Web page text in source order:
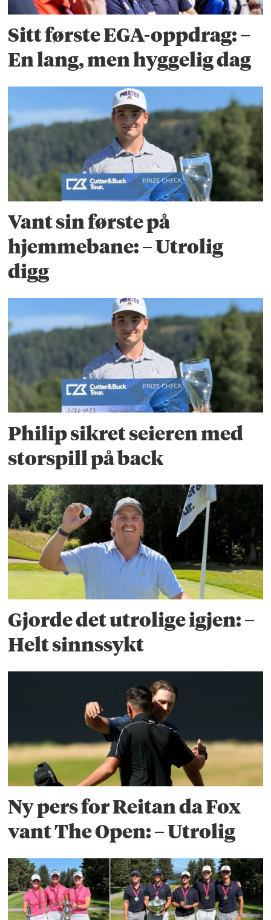
Sitt første EGA-oppdrag: –
En lang, men hyggelig dag
Vant sin første på
hjemmebane: – Utrolig
digg
Philip sikret seieren med
storspill på back
Gjorde det utrolige igjen: –
Helt sinnssykt
Ny pers for Reitan da Fox
vant The Open: – Utrolig